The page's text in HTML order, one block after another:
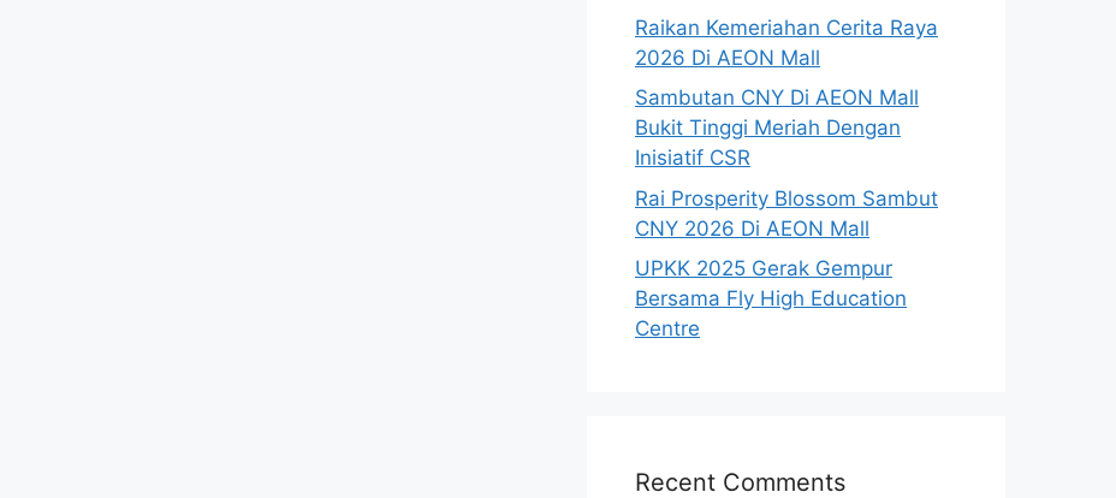
Raikan Kemeriahan Cerita Raya
2026 Di AEON Mall
Sambutan CNY Di AEON Mall
Bukit Tinggi Meriah Dengan
Inisiatif CSR
Rai Prosperity Blossom Sambut
CNY 2026 Di AEON Mall
UPKK 2025 Gerak Gempur
Bersama Fly High Education
Centre
Recent Comments